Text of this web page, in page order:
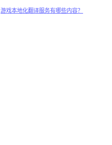
游戏本地化翻译服务有哪些内容？